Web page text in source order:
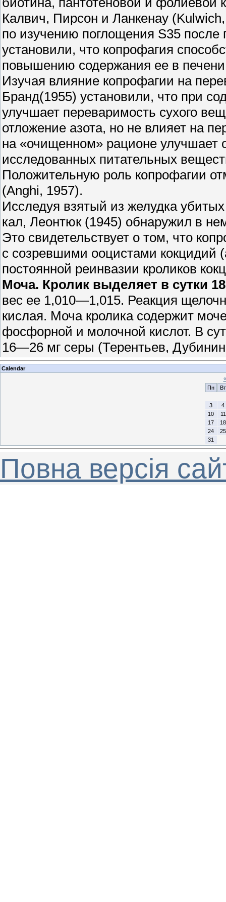
Калвич, Пирсон и Ланкенау
по изучению поглощения S35 после
установили, что копрофагия
повышению содержания ее в
Изучая влияние копрофагии на
Бранд(1955) установили, что при
улучшает переваримость сухого
отложение азота, но не влияет на
на «очищенном» рационе улучшает
исследованных питательных
Положительную роль копрофагии
(Anghi, 1957).
Исследуя взятый из желудка
кал, Леонтюк (1945) обнаружил в
Это свидетельствует о том, что
с созревшими ооцистами кокцидий
постоянной реинвазии кроликов
Моча. Кролик выделяет в сутки
вес ее 1,010—1,015. Реакция
кислая. Моча кролика содержит
фосфорной и молочной кислот. В
16—26 мг серы (Терентьев,
Calendar
«
Пн
Вт
3
4
10
11
17
18
24
25
31
Повна версія